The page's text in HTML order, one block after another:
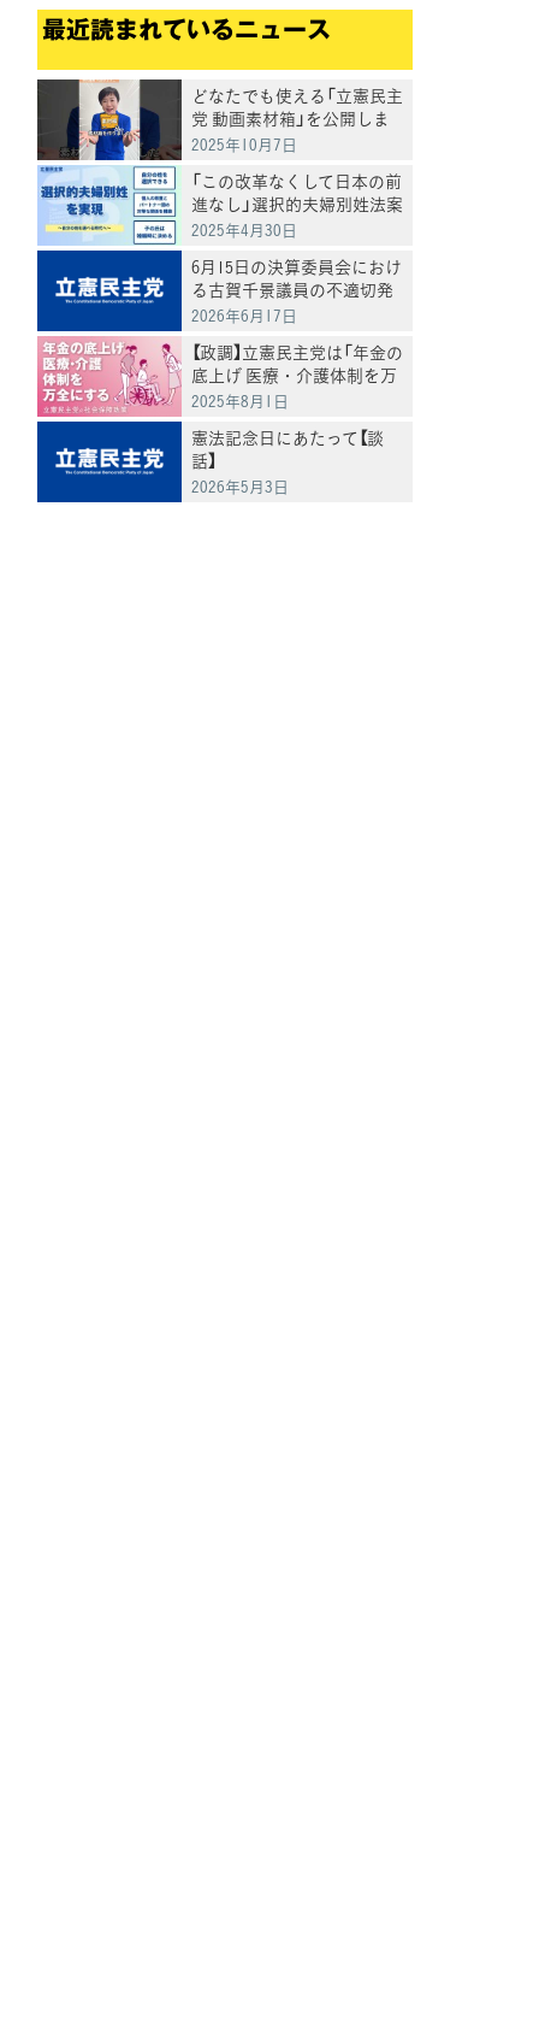
最近読まれているニュース
どなたでも使える「立憲民主
党 動画素材箱」を公開しま
した
2025年10月7日
「この改革なくして日本の前
進なし」選択的夫婦別姓法案
を提出
2025年4月30日
6月15日の決算委員会におけ
る古賀千景議員の不適切発
言と処分について
2026年6月17日
【政調】立憲民主党は「年金の
底上げ 医療・介護体制を万
全にする」
2025年8月1日
憲法記念日にあたって【談
話】
2026年5月3日